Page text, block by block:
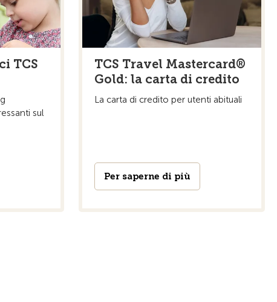
TCS
sul
TCS Travel Mastercard®
Gold: la carta di credito
La carta di credito per utenti abituali
Per saperne di più